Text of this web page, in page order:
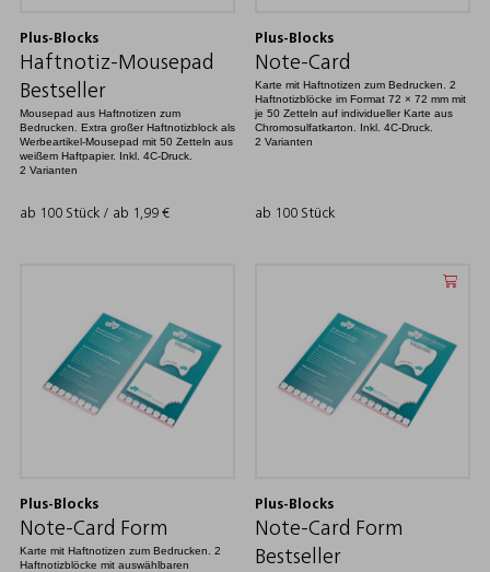
Plus-Blocks
Haftnotiz-Mousepad
Bestseller
Mousepad aus Haftnotizen zum
Bedrucken. Extra großer Haftnotizblock als
Werbeartikel-Mousepad mit 50 Zetteln aus
weißem Haftpapier. Inkl. 4C-Druck.
2 Varianten
ab 100 Stück / ab 1,99 €
Plus-Blocks
Note-Card
Karte mit Haftnotizen zum Bedrucken. 2
Haftnotizblöcke im Format 72 × 72 mm mit
je 50 Zetteln auf individueller Karte aus
Chromosulfatkarton. Inkl. 4C-Druck.
2 Varianten
ab 100 Stück
Plus-Blocks
Note-Card Form
Karte mit Haftnotizen zum Bedrucken. 2
Haftnotizblöcke mit auswählbaren
Plus-Blocks
Note-Card Form
Bestseller